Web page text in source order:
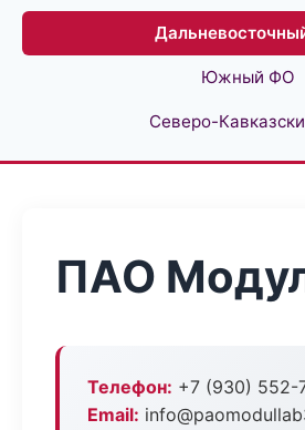
Южный ФО
Северо-
ПАО
Телефон: +7 (930) 552-
Email: